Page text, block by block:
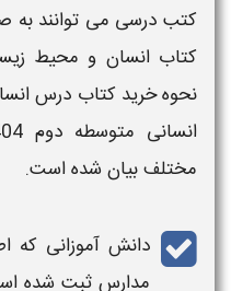
کتب درسی می توانند به
کتابانسان و محیط
نحوه خرید کتاب درس
انسانی متوسطه دوم
مختلف بیان شده است.
دانش آموزانی که
مدارس ثبت شده